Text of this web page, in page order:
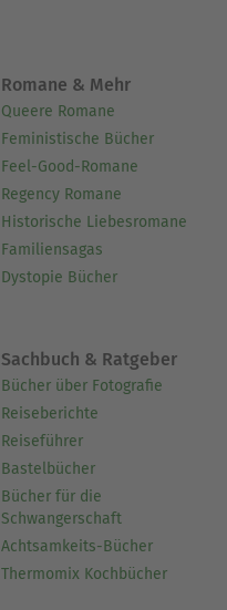
Romane & Mehr
Queere Romane
Feministische Bücher
Feel-Good-Romane
Regency Romane
Historische Liebesromane
Familiensagas
Dystopie Bücher
Sachbuch & Ratgeber
Bücher über Fotografie
Reiseberichte
Reiseführer
Bastelbücher
Bücher für die
Schwangerschaft
Achtsamkeits-Bücher
Thermomix Kochbücher